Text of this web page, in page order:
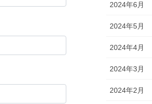
2024年6月
2024年5月
2024年4月
2024年3月
2024年2月